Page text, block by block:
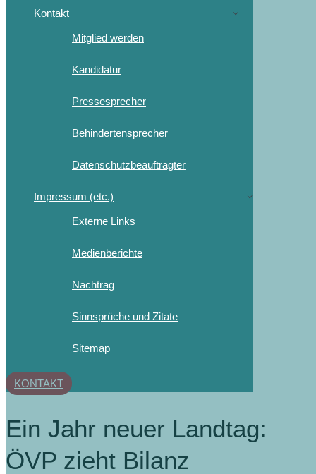
Kontakt
Mitglied werden
Kandidatur
Pressesprecher
Behindertensprecher
Datenschutzbeauftragter
Impressum (etc.)
Externe Links
Medienberichte
Nachtrag
Sinnsprüche und Zitate
Sitemap
KONTAKT
Ein Jahr neuer Landtag:
ÖVP zieht Bilanz